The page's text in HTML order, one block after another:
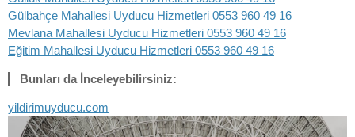
Gülbahçe Mahallesi Uyducu Hizmetleri 0553 960 49 16
Mevlana Mahallesi Uyducu Hizmetleri 0553 960 49 16
Eğitim Mahallesi Uyducu Hizmetleri 0553 960 49 16
Bunları da İnceleyebilirsiniz:
yildirimuyducu.com